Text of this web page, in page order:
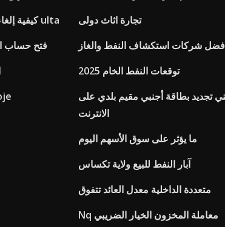
كيفية إلغاء طلب الشراء عبر الإنترنت على ulta
فتح حساب
تجارة اثاث دولى
شركات استكشاف النفط والغاز
توقعات النفط الخام 2025
تجديد بطاقة أجنبي مقيم بلدي على
الانترنت
ما يؤثر على سوق الأسهم اليوم
آبار النفط للبيع ولاية تكساس
متعددة الداخلية معدل العائد تتفوق
Nq معاملة المخزون الخيار الضريبي